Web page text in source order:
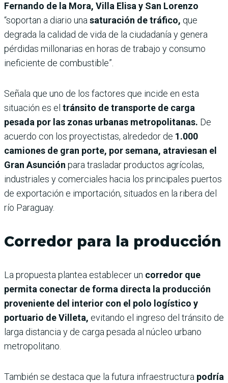
Fernando de la Mora, Villa Elisa y San Lorenzo
“soportan a diario unasaturación de tráfico, que
degrada la calidad de vida de la ciudadanía y genera
pérdidas millonarias en horas de trabajo y consumo
ineficiente de combustible”.
Señala que uno de los factores que incide en esta
situación es el tránsito de transporte de carga
pesada por las zonas urbanas metropolitanas. De
acuerdo con los proyectistas, alrededor de 1.000
camiones de gran porte, por semana, atraviesan el
Gran Asunción para trasladar productos agrícolas,
industriales y comerciales hacia los principales puertos
de exportación e importación, situados en la ribera del
río Paraguay.
Corredor para la producción
La propuesta plantea establecer un corredor que
permita conectar de forma directa la producción
proveniente del interior con el polo logístico y
portuario de Villeta, evitando el ingreso del tránsito de
larga distancia y de carga pesada al núcleo urbano
metropolitano.
También se destaca que la futura infraestructura podría